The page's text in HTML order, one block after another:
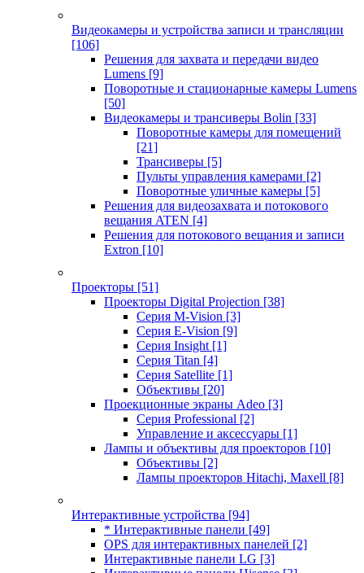
Видеокамеры и устройства записи и трансляции
[106]
Решения для захвата и передачи видео
Lumens [9]
Поворотные и стационарные камеры Lumens
[50]
Видеокамеры и трансиверы Bolin [33]
Поворотные камеры для помещений
[21]
Трансиверы [5]
Пульты управления камерами [2]
Поворотные уличные камеры [5]
Решения для видеозахвата и потокового
вещания ATEN [4]
Решения для потокового вещания и записи
Extron [10]
Проекторы [51]
Проекторы Digital Projection [38]
Серия M-Vision [3]
Серия E-Vision [9]
Серия Insight [1]
Серия Titan [4]
Серия Satellite [1]
Объективы [20]
Проекционные экраны Adeo [3]
Серия Professional [2]
Управление и аксессуары [1]
Лампы и объективы для проекторов [10]
Объективы [2]
Лампы проекторов Hitachi, Maxell [8]
Интерактивные устройства [94]
* Интерактивные панели [49]
OPS для интерактивных панелей [2]
Интерактивные панели LG [3]